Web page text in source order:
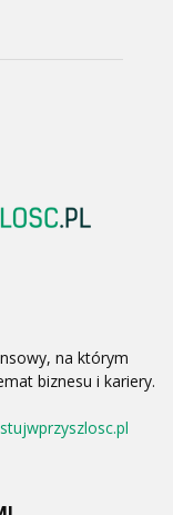
na którym
biznesu i kariery.